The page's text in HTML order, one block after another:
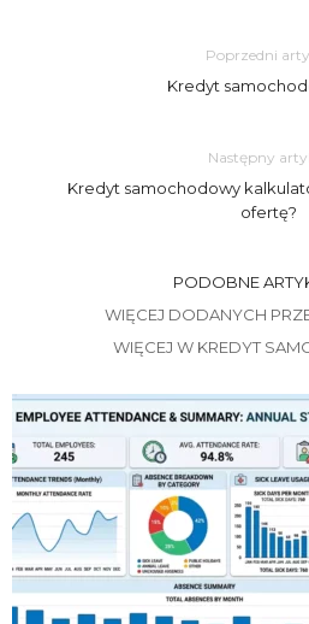
Poprzedni
Kredyt
Następny
Kredyt samochodowy
ofertę?
PODOBNE
WIĘCEJ DODANYCH
WIĘCEJ W KREDYT